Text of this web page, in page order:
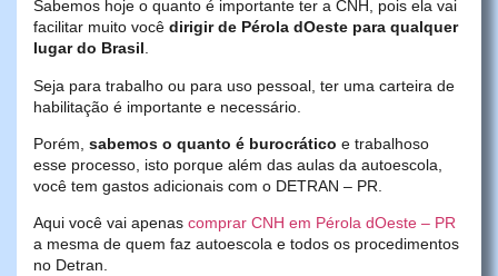
Sabemos hoje o quanto é importante ter a CNH, pois ela vai
facilitar muito você dirigir de Pérola dOeste para qualquer
lugar do Brasil.
Seja para trabalho ou para uso pessoal, ter uma carteira de
habilitação é importante e necessário.
Porém, sabemos o quanto é burocrático e trabalhoso
esse processo, isto porque além das aulas da autoescola,
você tem gastos adicionais com o DETRAN – PR.
Aqui você vai apenas comprar CNH em Pérola dOeste – PR
a mesma de quem faz autoescola e todos os procedimentos
no Detran.